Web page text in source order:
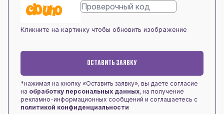
Кликните на картинку чтобы обновить изображение
ОСТАВИТЬ ЗАЯВКУ
*нажимая на кнопку «Оставить заявку», вы даете согласие
на обработку персональных данных, на получение
рекламно-информационных сообщений и соглашаетесь с
политикой конфиденциальности